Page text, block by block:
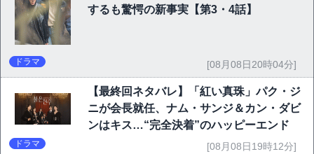
するも驚愕の新事実【第3・4話】
ドラマ [08月08日20時04分]
【最終回ネタバレ】「紅い真珠」パク・ジ
ニが会長就任、ナム・サンジ＆カン・ダビ
ンはキス…“完全決着”のハッピーエンド
ドラマ [08月08日19時12分]